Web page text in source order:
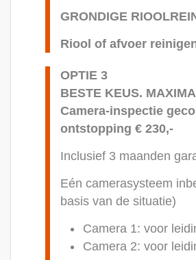
GRONDIGE
Riool of afvoer
OPTIE 3
BESTE KEUS.
Camera-inspectie
ontstopping € 230,-
Inclusief 3 maanden
Eén camerasysteem
basis van de situatie)
Camera 1: voor
Camera 2: voor